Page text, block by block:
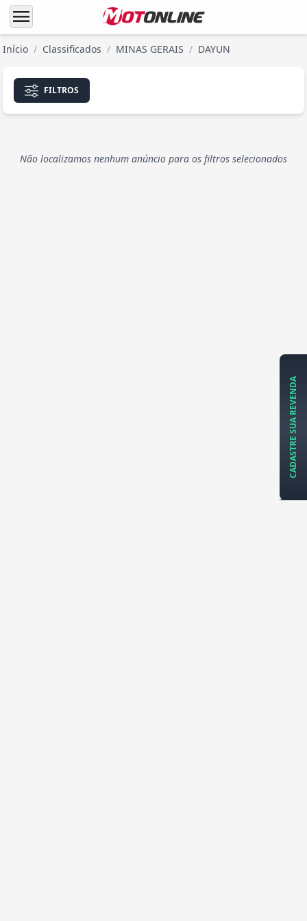
menu
Início / Classificados / MINAS GERAIS / DAYUN
FILTROS
Não localizamos nenhum anúncio para os filtros selecionados
CADASTRE SUA REVENDA